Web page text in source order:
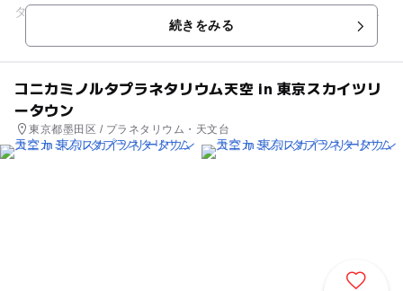
タリウムはもちろん、デジタル動画投影があり、星の色やまた
たきまで鮮明に再現され...続きをみる
コニカミノルタプラネタリウム天空 in 東京スカイツリ
ータウン
東京都墨田区 / プラネタリウム・天文台